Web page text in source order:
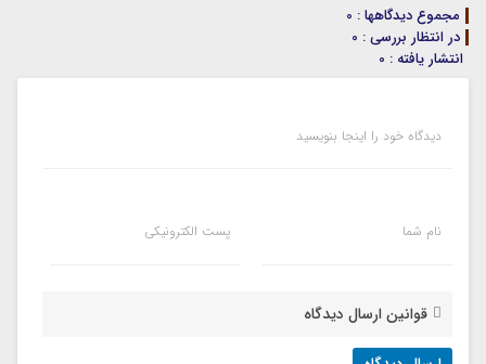
مجموع دیدگاهها : 0
در انتظار بررسی : 0
انتشار یافته : 0
دیدگاه خود را اینجا بنویسید
نام شما پست الکترونیکی
قوانین ارسال دیدگاه